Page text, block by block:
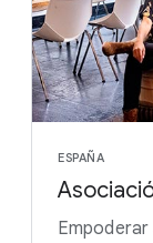
ESPAÑA
Empoderar